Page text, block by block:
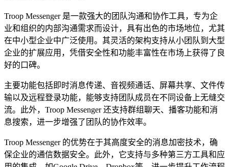
Troop Messenger 是一款强大的团队沟通和协作工具，专为企
业和组织的内部沟通需求而设计，具有出色的市场地位，尤其
在中小型企业中广泛使用。其灵活的架构支持从小团队到大型
企业的扩展应用，凭借安全性和功能丰富性在市场上获得了良
好的口碑。
主要功能包括即时消息传递、音视频通话、屏幕共享、文件传
输以及远程登录功能，能够支持团队成员在不同设备上无缝交
流。此外，Troop Messenger 还支持群组聊天、播客功能和消
息搜索，进一步增强了团队的协作效率。
Troop Messenger 的优势在于其高度安全的消息加密技术，确
保企业的通信数据安全。此外，它支持与多种第三方工具和应